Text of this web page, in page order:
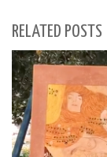
RELATED POSTS